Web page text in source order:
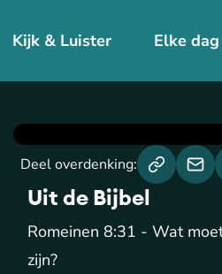
Kijk & Luister Elke dag
Deel overdenking:
Uit de Bijbel
Romeinen 8:31 - Wat
zijn?